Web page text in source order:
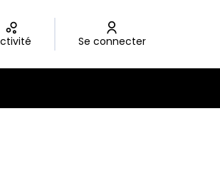
Activité Se connecter